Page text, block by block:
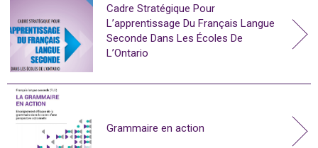
Cadre Stratégique Pour
L’apprentissage Du Français Langue
Seconde Dans Les Écoles De
L’Ontario
Grammaire en action